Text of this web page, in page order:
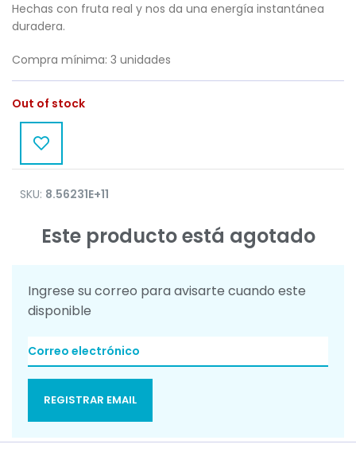
Hechas con fruta real y nos da una energía instantánea
duradera.
Compra mínima: 3 unidades
Out of stock
SKU: 8.56231E+11
Este producto está agotado
Ingrese su correo para avisarte cuando este
disponible
REGISTRAR EMAIL